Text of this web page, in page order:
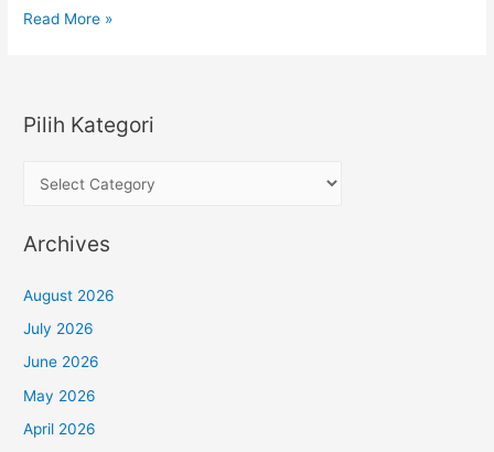
Pasang
Ruko
Café
Kaca
Yang
Bagus
Read More »
Pilih Kategori
h
K
a
Archives
August 2026
July 2026
June 2026
May 2026
April 2026